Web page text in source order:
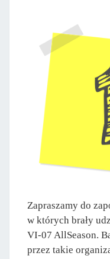
Zapraszamy do
w których brały
VI-07 AllSeason.
przez takie